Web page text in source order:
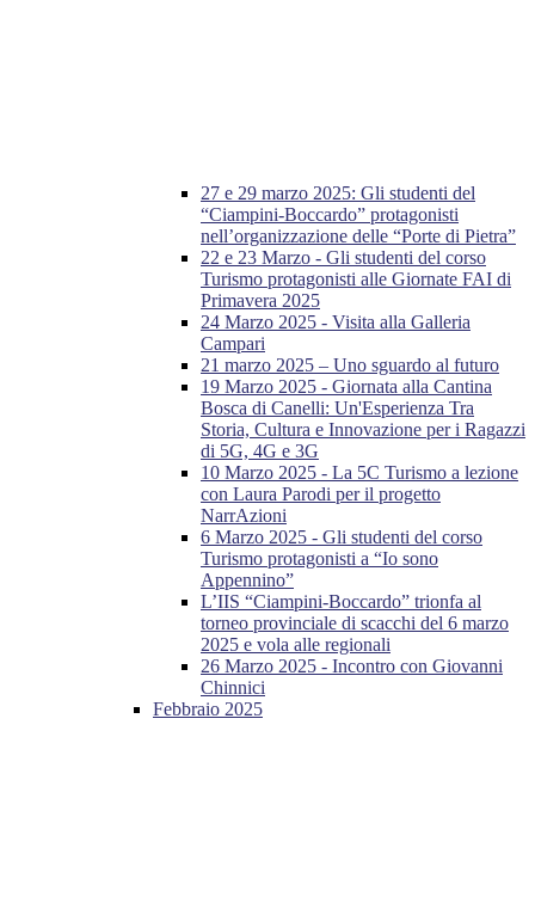
27 e 29 marzo 2025: Gli studenti del
“Ciampini-Boccardo” protagonisti
nell’organizzazione delle “Porte di Pietra”
22 e 23 Marzo - Gli studenti del corso
Turismo protagonisti alle Giornate FAI di
Primavera 2025
24 Marzo 2025 - Visita alla Galleria
Campari
21 marzo 2025 – Uno sguardo al futuro
19 Marzo 2025 - Giornata alla Cantina
Bosca di Canelli: Un'Esperienza Tra
Storia, Cultura e Innovazione per i Ragazzi
di 5G, 4G e 3G
10 Marzo 2025 - La 5C Turismo a lezione
con Laura Parodi per il progetto
NarrAzioni
6 Marzo 2025 - Gli studenti del corso
Turismo protagonisti a “Io sono
Appennino”
L’IIS “Ciampini-Boccardo” trionfa al
torneo provinciale di scacchi del 6 marzo
2025 e vola alle regionali
26 Marzo 2025 - Incontro con Giovanni
Chinnici
Febbraio 2025